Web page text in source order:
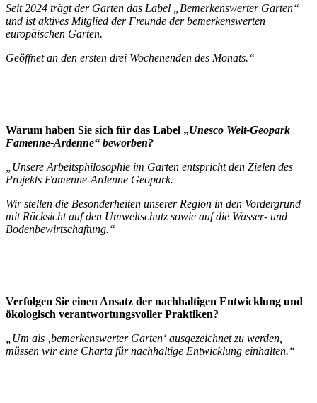
Seit 2024 trägt der Garten das Label „Bemerkenswerter Garten“
und ist aktives Mitglied der Freunde der bemerkenswerten
europäischen Gärten.
Geöffnet an den ersten drei Wochenenden des Monats.“
Warum haben Sie sich für das Label „Unesco Welt-Geopark
Famenne-Ardenne“ beworben?
„Unsere Arbeitsphilosophie im Garten entspricht den Zielen des
Projekts Famenne-Ardenne Geopark.
Wir stellen die Besonderheiten unserer Region in den Vordergrund –
mit Rücksicht auf den Umweltschutz sowie auf die Wasser- und
Bodenbewirtschaftung.“
Verfolgen Sie einen Ansatz der nachhaltigen Entwicklung und
ökologisch verantwortungsvoller Praktiken?
„Um als ‚bemerkenswerter Garten‘ ausgezeichnet zu werden,
müssen wir eine Charta für nachhaltige Entwicklung einhalten.“